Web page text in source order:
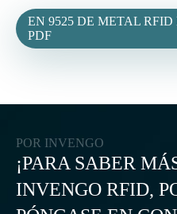
EN 9525 DE METAL
PDF
POR INVENGO
¡PARA SABER
INVENGO RFID,